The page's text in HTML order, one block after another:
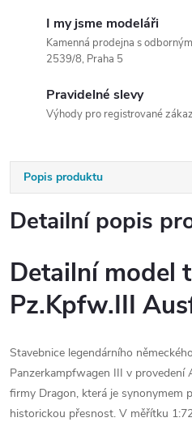
I my jsme modeláři
Kamenná prodejna s
2539/8, Praha 5
Pravidelné slevy
Výhody pro registrované
Popis produktu
Detailní popis
Detailní model
Pz.Kpfw.III
Stavebnice legendárního
Panzerkampfwagen III v provedení
firmy Dragon, která je synonymem
historickou přesnost. V měřítku